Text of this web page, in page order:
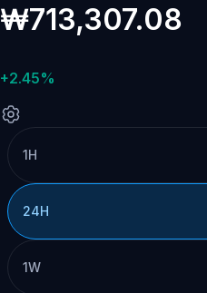
₩713,307.08
+2.45%
1H
24H
1W